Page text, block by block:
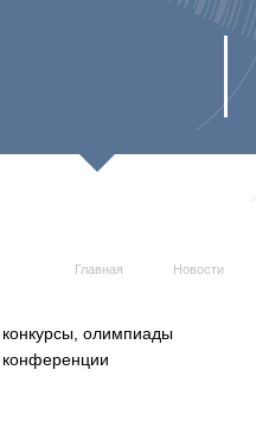
Главная Новости
конкурсы, олимпиады
конференции